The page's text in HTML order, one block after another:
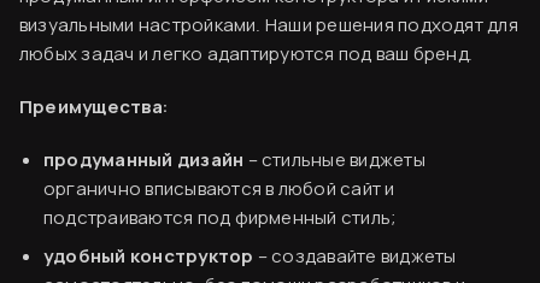
визуальными настройками. Наши решения подходят для
любых задач и легко адаптируются под ваш бренд.
Преимущества:
продуманный дизайн – стильные виджеты
органично вписываются в любой сайт и
подстраиваются под фирменный стиль;
удобный конструктор – создавайте виджеты